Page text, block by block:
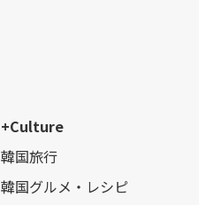
+Culture
韓国旅行
韓国グルメ・レシピ